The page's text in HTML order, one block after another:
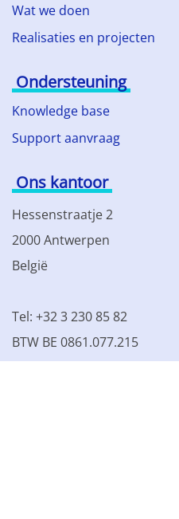
Wat we doen
Realisaties en projecten
Ondersteuning
Knowledge base
Support aanvraag
Ons kantoor
Hessenstraatje 2
2000 Antwerpen
België
Tel: +32 3 230 85 82
BTW BE 0861.077.215